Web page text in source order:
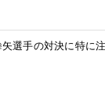
選手の対決に特に